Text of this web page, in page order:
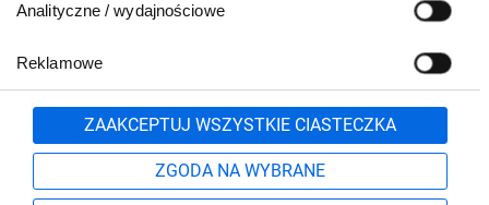
Analityczne / wydajnościowe
Reklamowe
ZAAKCEPTUJ WSZYSTKIE CIASTECZKA
ZGODA NA WYBRANE
801 500 700 lub
71 37 61 600
Formularz kontaktowy